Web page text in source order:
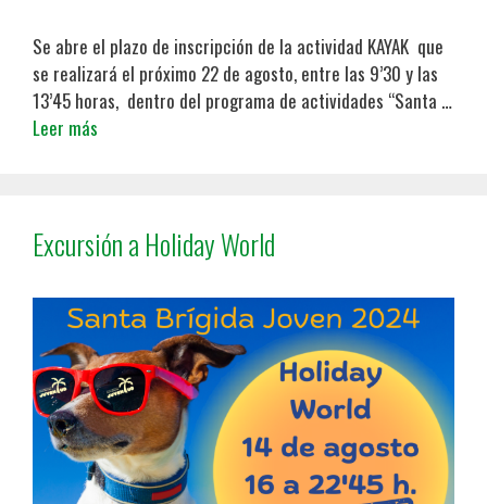
Se abre el plazo de inscripción de la actividad KAYAK que
se realizará el próximo 22 de agosto, entre las 9’30 y las
13’45 horas, dentro del programa de actividades “Santa …
Leer más
Excursión a Holiday World